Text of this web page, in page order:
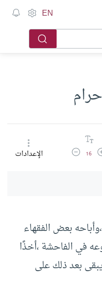
EN
حجم الخط
16 تقليل حجم الخطالإعدادات
بعض الفقهاء
في الفاحشة ،أخذًا
بعد ذلك على